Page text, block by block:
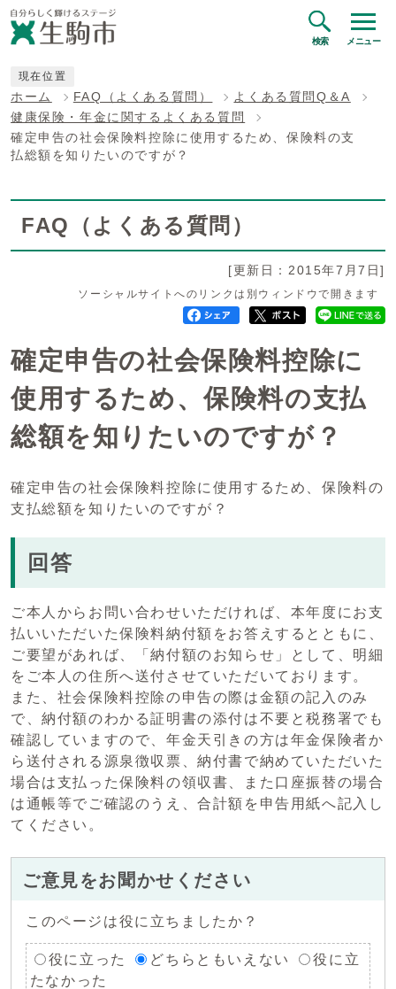
検索 メニュー
現在位置
ホーム FAQ（よくある質問）
よくある質問Q＆A
健康保険・年金に関するよくある質問
確定申告の社会保険料控除に使用するため、保険料の支
払総額を知りたいのですが？
FAQ（よくある質問）
[更新日：2015年7月7日]
ソーシャルサイトへのリンクは別ウィンドウで開きます
確定申告の社会保険料控除に
使用するため、保険料の支払
総額を知りたいのですが？
確定申告の社会保険料控除に使用するため、保険料の
支払総額を知りたいのですが？
回答
ご本人からお問い合わせいただければ、本年度にお支
払いいただいた保険料納付額をお答えするとともに、
ご要望があれば、「納付額のお知らせ」として、明細
をご本人の住所へ送付させていただいております。
また、社会保険料控除の申告の際は金額の記入のみ
で、納付額のわかる証明書の添付は不要と税務署でも
確認していますので、年金天引きの方は年金保険者か
ら送付される源泉徴収票、納付書で納めていただいた
場合は支払った保険料の領収書、また口座振替の場合
は通帳等でご確認のうえ、合計額を申告用紙へ記入し
てください。
ご意見をお聞かせください
このページは役に立ちましたか？
役に立った どちらともいえない
役に立
たなかった